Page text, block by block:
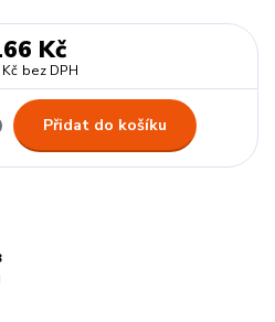
Kč
bez DPH
Přidat do košíku